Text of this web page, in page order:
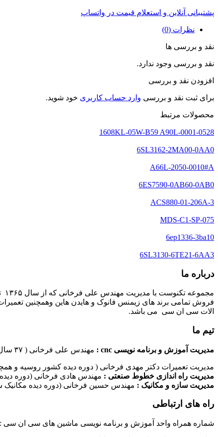
پشتیبانی آنلاین و استعلام قیمت در واتساپ
نظرات (0)
نقد و بررسی ها
نقد و بررسی وجود ندارد.
افزودن نقد و بررسی
برای ثبت نقد و بررسی وارد حساب کاربری خود شوید.
محصولات مرتبط
1608KL-05W-B59 A90L-0001-0528
6SL3162-2MA00-0AA0
A66L-2050-0010#A
6ES7590-0AB60-0AB0
ACS880-01-206A-3
MDS-C1-SP-075
6ep1336-3ba10
6SL3130-6TE21-6AA3
درباره ما
فروش تمامی برند های زیمنس فانوک و هایدن هاین وهمچنین
الات سی ان سی می باشد.
تیم ما
مدیریت آموزش و برنامه نویسی cnc : مهندس علی فرخانی ( ۳۷ سال سابقه کاری در امر برنامه نویسی ماشین های سی ان سی)
مدیریت تعمیرات دکتر مهدی فرخانی ( دوره دیده کشور روسیه و
مدیریت راه اندازی خطوط صنعتی : مهندس هادی فرخانی (دوره
مدیریت سازه و مکانیک : مهندس حسین فرخانی (دوره دیده مکانیک
راه های ارتباطی
شماره همراه واحد آموزش و برنامه نویسی ماشین های سی ان سی : ۰۹۱۲۴۰۹۶۱۷۹ شماره همراه واحد راه اندازی خطوط ماشین آلات صنعتی : ۰۹۱۰۱۹۹۷۴۷۰ شماره همراه واحد تعمیرات : ۰۹۳۸۳۵۲۷۴۵۱